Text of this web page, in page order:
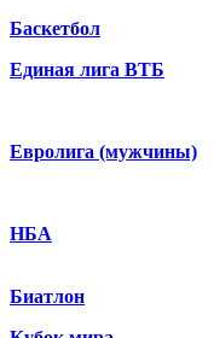
Баскетбол
Единая лига ВТБ
Евролига (мужчины)
НБА
Биатлон